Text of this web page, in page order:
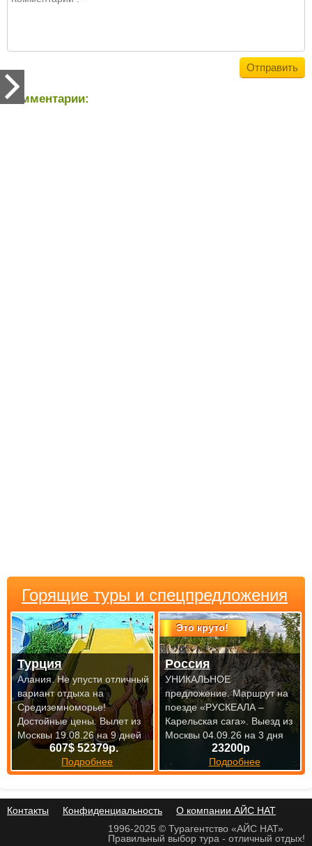
Комментарии:
Горящие туры и спецпредложения
607$ 52379р.
Подробнее
Турция
Алания. Не упусти отличный
вариант отдыха на
Средиземноморье!
Достойные цены. Вылет из
Москвы 19.08.26 на 9 дней
Это круто!
23200р
Подробнее
Россия
УНИКАЛЬНОЕ
предложение. Маршрут на
поезде «РУСКЕАЛА –
Карельская сага». Выезд из
Москвы 04.09.26 на 3 дня
Контакты Конфиденциальность
О компании АЙС НАТ
1996-2025 © Турагентство «АЙС НАТ»
Правильный выбор тура - отличный отдых!